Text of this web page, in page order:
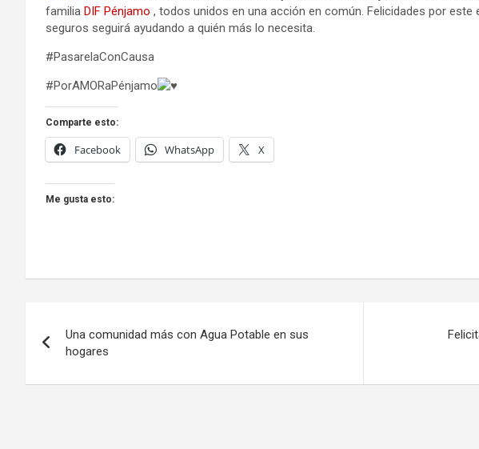
familia DIF Pénjamo , todos unidos en una acción en común. Felicidades por
seguros seguirá ayudando a quién más lo necesita.
#PasarelaConCausa
#PorAMORaPénjamo
Comparte esto:
Facebook WhatsApp X
Me gusta esto:
de
entradas
Una comunidad más con Agua Potable en sus
hogares